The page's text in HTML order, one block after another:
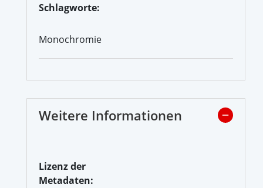
Schlagworte:
Monochromie
Weitere Informationen
Lizenz der
Metadaten: